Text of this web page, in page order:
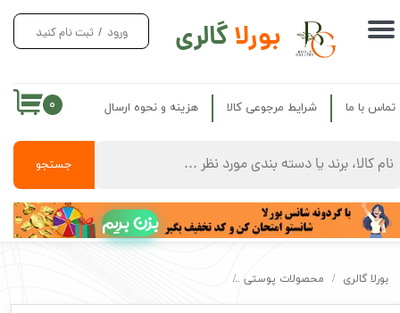
بورلاگالری
جستجو
ورود / ثبت نام کنید
حساب کاربری من
سفارشات
خروج از حساب کاربری
۰ تماس با ما شرایط مرجوعی کالا هزینه و نحوه ارسال
بزن بریم
بورلا گالری محصولات پوستی